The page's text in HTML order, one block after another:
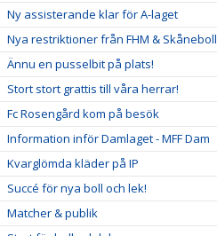
Ny assisterande klar för A-laget
Nya restriktioner från FHM & Skåneboll
Ännu en pusselbit på plats!
Stort stort grattis till våra herrar!
Fc Rosengård kom på besök
Information inför Damlaget - MFF Dam
Kvarglömda kläder på IP
Succé för nya boll och lek!
Matcher & publik